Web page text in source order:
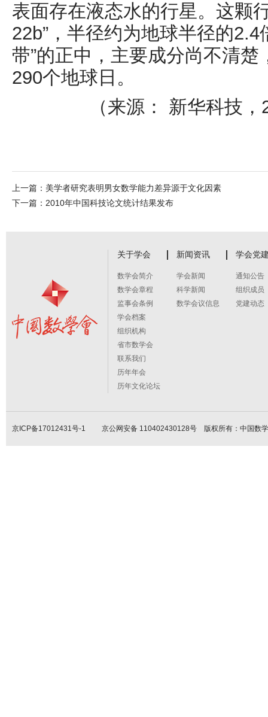
表面存在液态水的行星。这颗
22b”，半径约为地球半径的2.4
带”的正中，主要成分尚不清
290个地球日。
（来源： 新华科技，
上一篇： 美学者研究表明男女数学能力差异源于文化因素
下一篇： 2010年中国科技论文统计结果发布
关于学会
数学会简介
数学会章程
监事会条例
学会档案
组织机构
省市数学会
联系我们
历年年会
历年文化论坛
新闻资讯
学会新闻
科学新闻
数学会议信息
学会党
通知公告
组织成员
党建动态
京ICP备17012431号-1 京公网安备 110402430128号 版权所有：中国